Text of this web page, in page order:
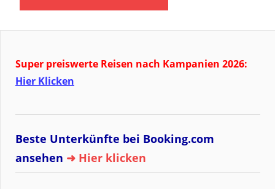
Super preiswerte Reisen nach Kampanien 2026:
Hier Klicken
Beste Unterkünfte bei Booking.com
ansehen ➜ Hier klicken